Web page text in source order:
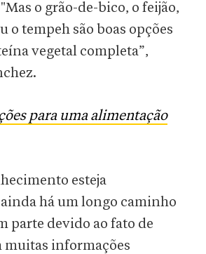
o grão-de-bico, o feijão,
o tempeh são boas opções
vegetal completa”,
para uma alimentação
esteja
há um longo caminho
parte devido ao fato de
muitas informações